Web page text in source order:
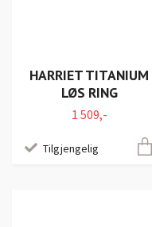
HARRIET TITANIUM
LØS RING
1 509,-
Tilgjengelig